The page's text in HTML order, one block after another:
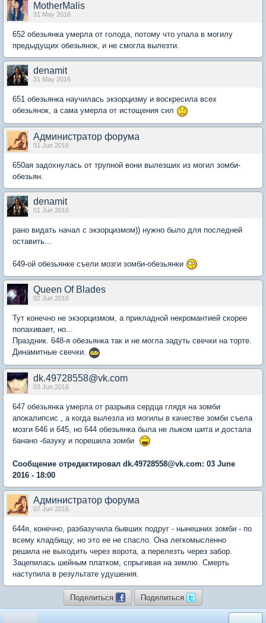
MotherMalis
31 May 2016
652 обезьянка умерла от голода, потому что упала в могилу
предыдущих обезьянок, и не смогла вылезти.
denamit
31 May 2016
651 обезьянка научилась экзорцизму и воскресила всех
обезьянок, а сама умерла от истощения сил
Администратор форума
01 Jun 2016
650ая задохнулась от трупной вони вылезших из могил зомби-
обезьян.
denamit
01 Jun 2016
рано видать начал с экзорцизмом)) нужно было для последней
оставить...
649-ой обезьянке съели мозги зомби-обезьянки
Queen Of Blades
02 Jun 2016
Тут конечно не экзорцизмом, а прикладной некромантией скорее
попахивает, но...
Праздник. 648-я обезьянка так и не могла задуть свечки на торте.
Динамитные свечки.
dk.49728558@vk.com
03 Jun 2016
647 обезьянка умерла от разрыва сердца глядя на зомби
апокалипсис , а когда вылезла из могилы в качестве зомби съела
мозги 646 и 645, но 644 обезьянка была не лыком шита и достала
банано -базуку и порешила зомби
Сообщение отредактировал dk.49728558@vk.com: 03 June
2016 - 18:00
Администратор форума
07 Jun 2016
644я, конечно, разбазучила бывших подруг - нынешних зомби - по
всему кладбищу, но это ее не спасло. Она легкомысленно
решила не выходить через ворота, а перелезть через забор.
Зацепилась шейным платком, спрыгивая на землю. Смерть
наступила в результате удушения.
Поделиться Поделиться